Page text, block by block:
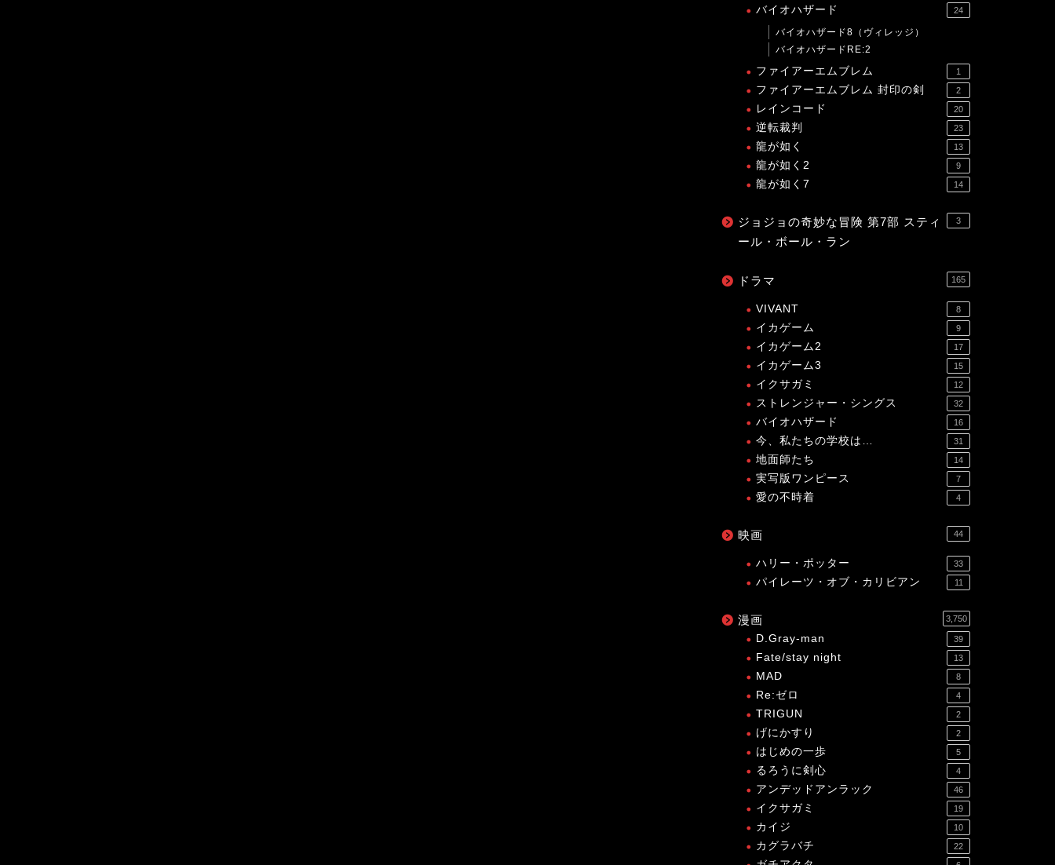
バイオハザード 24
バイオハザード8（ヴィレッジ）
バイオハザードRE:2
ファイアーエムブレム 1
ファイアーエムブレム 封印の剣 2
レインコード 20
逆転裁判 23
龍が如く 13
龍が如く2 9
龍が如く7 14
ジョジョの奇妙な冒険 第7部 スティ
ール・ボール・ラン
3
ドラマ 165
VIVANT 8
イカゲーム 9
イカゲーム2 17
イカゲーム3 15
イクサガミ 12
ストレンジャー・シングス 32
バイオハザード 16
今、私たちの学校は… 31
地面師たち 14
実写版ワンピース 7
愛の不時着 4
映画 44
ハリー・ポッター 33
パイレーツ・オブ・カリビアン 11
漫画 3,750
D.Gray-man 39
Fate/stay night 13
MAD 8
Re:ゼロ 4
TRIGUN 2
げにかすり 2
はじめの一歩 5
るろうに剣心 4
アンデッドアンラック 46
イクサガミ 19
カイジ 10
カグラバチ 22